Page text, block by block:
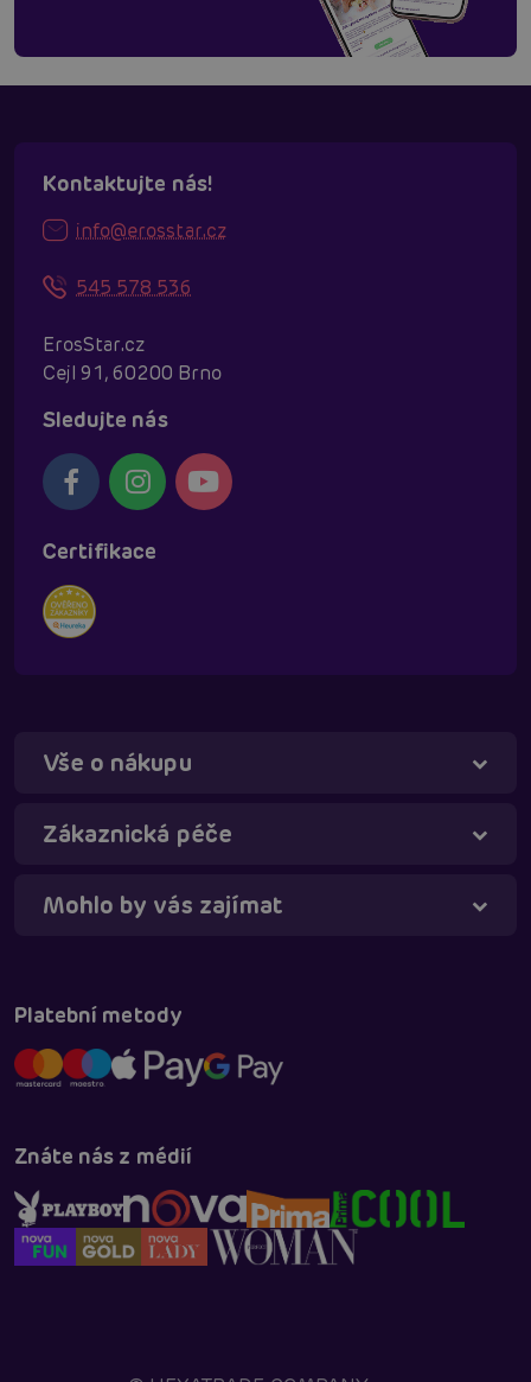
Kontaktujte nás!
info@erosstar.cz
545 578 536
ErosStar.cz
Cejl 91, 60200 Brno
Sledujte nás
Certifikace
Vše o nákupu
Zákaznická péče
Mohlo by vás zajímat
Platební metody
Znáte nás z médií
Táňa - virtuální asistentka